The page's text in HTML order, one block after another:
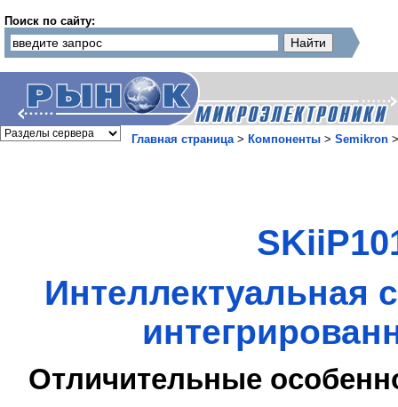
Поиск по сайту:
Главная страница> Компоненты > Semikron
Интеллектуальная
Отличительные